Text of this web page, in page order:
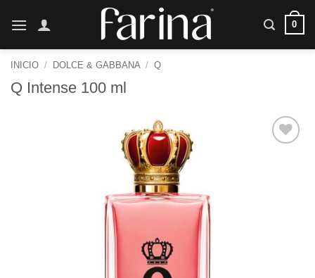
0
INICIO / DOLCE & GABBANA / Q
Q Intense 100 ml